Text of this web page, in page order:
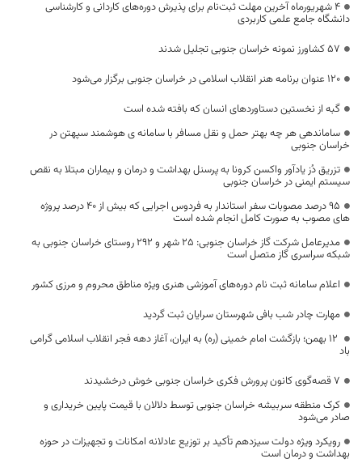
4 شهریورماه آخرین مهلت ثبت‌نام برای پذیرش دوره‌های کاردانی و کارشناسی
دانشگاه جامع علمی کاربردی
57 کشاورز نمونه خراسان جنوبی تجلیل شدند
۱۲۰ عنوان برنامه هنر انقلاب اسلامی در خراسان جنوبی برگزار می‌شود
گبه‌ از نخستین دستاوردهای انسان که بافته شده است
ساماندهی هر چه بهتر حمل و نقل مسافر با سامانه ی هوشمند سپهتن در
خراسان جنوبی
تزریق دُز یادآور واکسن کرونا به پرسنل بهداشت و درمان و بیماران مبتلا به نقص
سیستم ایمنی در خراسان جنوبی
95 درصد مصوبات سفر استاندار به فردوس اجرایی که بیش از ۴۰ درصد پروژه
های مصوب به صورت کامل انجام شده است
مدیرعامل شرکت گاز خراسان جنوبی: 25 شهر و 292 روستای خراسان جنوبی به
شبکه سراسری گاز متصل است
اعلام سامانه ثبت نام دوره‌های آموزشی هنری ویژه مناطق محروم و مرزی کشور
مهارت چادر شب بافی شهرستان سرایان ثبت گردید
12 بهمن؛ بازگشت امام خمینی (ره) به ایران، آغاز دهه فجر انقلاب اسلامی گرامی
باد
۷ قصه‌گوی کانون پرورش فکری خراسان جنوبی خوش درخشیدند
کرک منطقه سربیشه خراسان جنوبی توسط دلالان با قیمت پایین خریداری و
صادر می‌شود
رویکرد ویژه دولت سیزدهم تأکید بر توزیع عادلانه امکانات و تجهیزات در حوزه
بهداشت و درمان است